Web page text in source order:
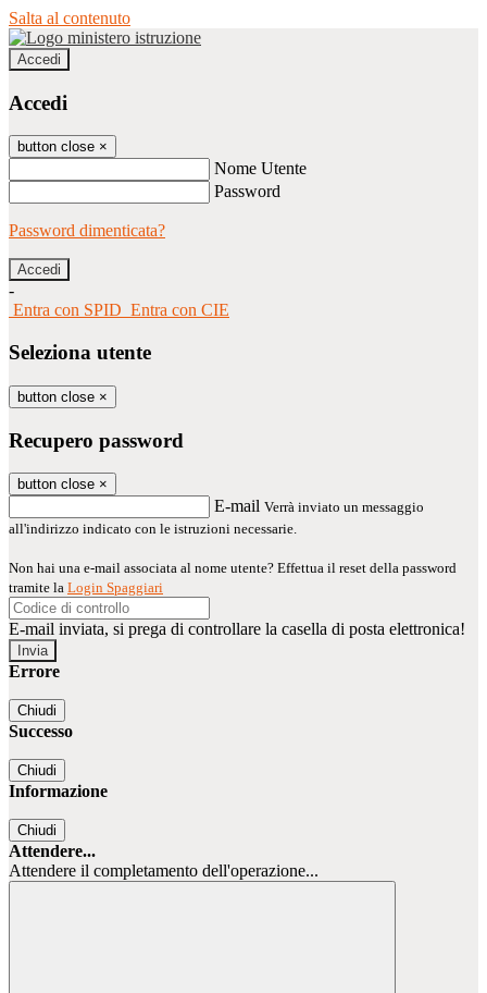
Salta al contenuto
Accedi
Accedi
button close ×
Nome Utente
Password
Password dimenticata?
-
Entra con SPID Entra con CIE
Seleziona utente
button close ×
Recupero password
button close ×
E-mail Verrà inviato un messaggio
all'indirizzo indicato con le istruzioni necessarie.
Non hai una e-mail associata al nome utente? Effettua il reset della password
tramite la Login Spaggiari
E-mail inviata, si prega di controllare la casella di posta elettronica!
Errore
Chiudi
Successo
Chiudi
Informazione
Chiudi
Attendere...
Attendere il completamento dell'operazione...